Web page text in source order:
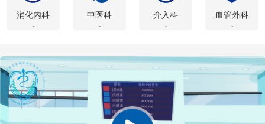
消化内科
-
中医科
-
介入科
-
血管外科
-